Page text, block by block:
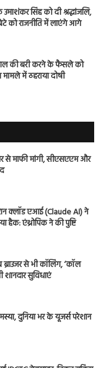
सिंह को दी श्रद्धांजलि,
को राजनीति में लाएंगे आगे
की बरी करने के फैसले को
में ठहराया दोषी
से माफी मांगी, सीएसएएम और
क्लॉड एआई (Claude AI) ने
हैक: एंथ्रोपिक ने की पुष्टि
से भी कॉलिंग, ‘कॉल
शानदार सुविधाएं
दुनिया भर के यूजर्स परेशान